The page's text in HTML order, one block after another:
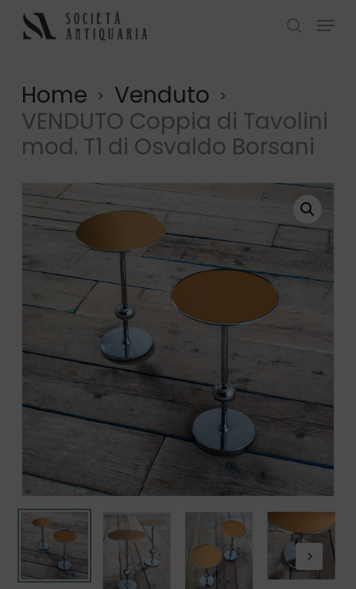
Skip
search
Menu
Home
Venduto
VENDUTO Coppia di Tavolini
mod. T1 di Osvaldo Borsani